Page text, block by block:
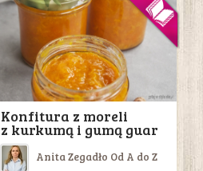
Konfitura z moreli
z kurkumą i gumą guar
Anita Zegadło Od A do Z